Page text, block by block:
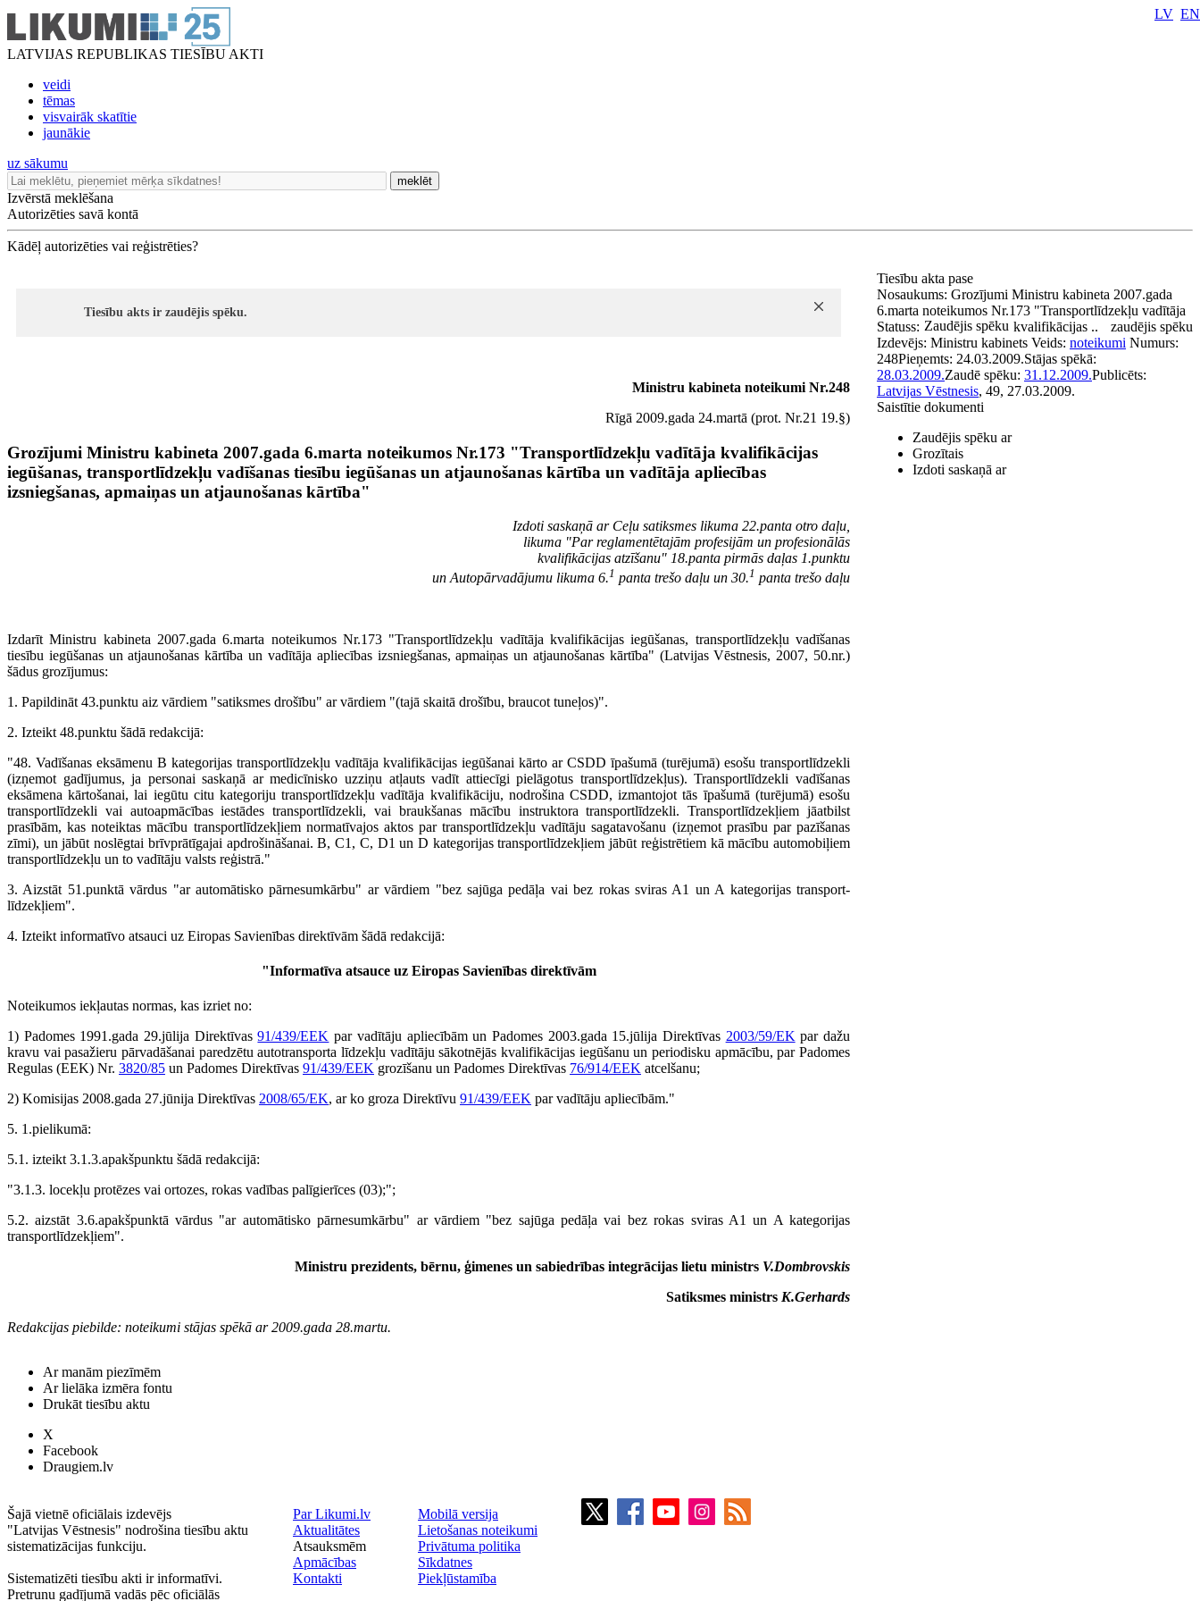
LATVIJAS REPUBLIKAS TIESĪBU AKTI
veidi
tēmas
visvairāk skatītie
jaunākie
LV EN
uz sākumu
meklēt
Izvērstā meklēšana
Autorizēties savā kontā
Kādēļ autorizēties vai reģistrēties?
Tiesību akts ir zaudējis spēku.
Ministru kabineta noteikumi Nr.248
Rīgā 2009.gada 24.martā (prot. Nr.21 19.§)
Grozījumi Ministru kabineta 2007.gada 6.marta noteikumos Nr.173 "Transportlīdzekļu vadītāja kvalifikācijas
iegūšanas, transportlīdzekļu vadīšanas tiesību iegūšanas un atjaunošanas kārtība un vadītāja apliecības
izsniegšanas, apmaiņas un atjaunošanas kārtība"
Izdoti saskaņā ar Ceļu satiksmes likuma 22.panta otro daļu,
likuma "Par reglamentētajām profesijām un profesionālās
kvalifikācijas atzīšanu" 18.panta pirmās daļas 1.punktu
un Autopārvadājumu likuma 6.1 panta trešo daļu un 30.1 panta trešo daļu
Izdarīt Ministru kabineta 2007.gada 6.marta noteikumos Nr.173 "Transportlīdzekļu vadītāja kvalifikācijas iegūšanas, transportlīdzekļu vadīšanas
tiesību iegūšanas un atjaunošanas kārtība un vadītāja apliecības izsniegšanas, apmaiņas un atjaunošanas kārtība" (Latvijas Vēstnesis, 2007, 50.nr.)
šādus grozījumus:
1. Papildināt 43.punktu aiz vārdiem "satiksmes drošību" ar vārdiem "(tajā skaitā drošību, braucot tuneļos)".
2. Izteikt 48.punktu šādā redakcijā:
"48. Vadīšanas eksāmenu B kategorijas transportlīdzekļu vadītāja kvali­fikācijas iegūšanai kārto ar CSDD īpašumā (turējumā) esošu transportlīdzekli
(izņemot gadījumus, ja personai saskaņā ar medicīnisko uzziņu atļauts vadīt attiecīgi pielāgotus transportlīdzekļus). Transportlīdzekli vadīšanas
eksāmena kārtošanai, lai iegūtu citu kategoriju transportlīdzekļu vadītāja kvalifikāciju, nodrošina CSDD, izmantojot tās īpašumā (turējumā) esošu
transportlīdzekli vai autoapmācības iestādes transportlīdzekli, vai braukšanas mācību instruktora transportlīdzekli. Transportlīdzekļiem jāatbilst
prasībām, kas noteiktas mācību transportlīdzekļiem normatīvajos aktos par transportlīdzekļu vadītāju sagata­vošanu (izņemot prasību par pazīšanas
zīmi), un jābūt noslēgtai brīvprātīgajai apdrošināšanai. B, C1, C, D1 un D kategorijas transportlīdzekļiem jābūt reģis­trētiem kā mācību automobiļiem
transportlīdzekļu un to vadītāju valsts reģistrā."
3. Aizstāt 51.punktā vārdus "ar automātisko pārnesumkārbu" ar vārdiem "bez sajūga pedāļa vai bez rokas sviras A1 un A kategorijas transport­
līdzekļiem".
4. Izteikt informatīvo atsauci uz Eiropas Savienības direktīvām šādā redakcijā:
"Informatīva atsauce uz Eiropas Savienības direktīvām
Noteikumos iekļautas normas, kas izriet no:
1) Padomes 1991.gada 29.jūlija Direktīvas91/439/EEK par vadītāju apliecībām un Padomes 2003.gada 15.jūlija Direktīvas 2003/59/EK par dažu
kravu vai pasažieru pārvadāšanai paredzētu autotransporta līdzekļu vadītāju sākotnējās kvalifikācijas iegūšanu un periodisku apmācību, par Padomes
Regulas (EEK) Nr. 3820/85 un Padomes Direktīvas 91/439/EEK grozīšanu un Padomes Direktīvas 76/914/EEK atcelšanu;
2) Komisijas 2008.gada 27.jūnija Direktīvas 2008/65/EK, ar ko groza Direktīvu 91/439/EEK par vadītāju apliecībām."
5. 1.pielikumā:
5.1. izteikt 3.1.3.apakšpunktu šādā redakcijā:
"3.1.3. locekļu protēzes vai ortozes, rokas vadības palīgierīces (03);";
5.2. aizstāt 3.6.apakšpunktā vārdus "ar automātisko pārnesumkārbu" ar vārdiem "bez sajūga pedāļa vai bez rokas sviras A1 un A kategorijas
transportlīdzekļiem".
Ministru prezidents, bērnu, ģimenes un sabiedrības integrācijas lietu ministrs V.Dombrovskis
Satiksmes ministrs K.Gerhards
Redakcijas piebilde: noteikumi stājas spēkā ar 2009.gada 28.martu.
Tiesību akta pase
Nosaukums: Grozījumi Ministru kabineta 2007.gada
6.marta noteikumos Nr.173 "Transportlīdzekļu vadītāja
kvalifikācijas ..
Statuss: Zaudējis spēku
zaudējis spēku
Izdevējs: Ministru kabinets Veids: noteikumi Numurs:
248Pieņemts: 24.03.2009.Stājas spēkā:
28.03.2009.Zaudē spēku: 31.12.2009.Publicēts:
Latvijas Vēstnesis, 49, 27.03.2009.
Saistītie dokumenti
Zaudējis spēku ar
Grozītais
Izdoti saskaņā ar
Ar manām piezīmēm
Ar lielāka izmēra fontu
Drukāt tiesību aktu
X
Facebook
Draugiem.lv
Šajā vietnē oficiālais izdevējs
"Latvijas Vēstnesis" nodrošina tiesību aktu
sistematizācijas funkciju.
Sistematizēti tiesību akti ir informatīvi.
Pretrunu gadījumā vadās pēc oficiālās
Par Likumi.lv
Aktualitātes
Atsauksmēm
Apmācības
Kontakti
Mobilā versija
Lietošanas noteikumi
Privātuma politika
Sīkdatnes
Piekļūstamība